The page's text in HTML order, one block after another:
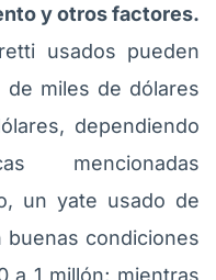
y otros factores.
usados pueden
miles de dólares
dependiendo
mencionadas
un yate usado de
condiciones
a 1 millón; mientras